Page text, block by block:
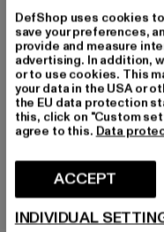
Tillfälle: Vardagskläder
Halsringning: Rund
Mönster: Tryck
Detaljer: Logotryck
Skär: Normal
Varumärke: Lonsdale
Kategori: T-shirts
Färg: rot
Tillverkarens färg: red/
Art.nr: LL117535-14569
DefShop uses cookies
save your preferences,
provide and measure
advertising. In addition,
or to use cookies. This
your data in the USA or
the EU data protection
this, click on "Custom
agree to this. Data
ACCEPT
INDIVIDUAL